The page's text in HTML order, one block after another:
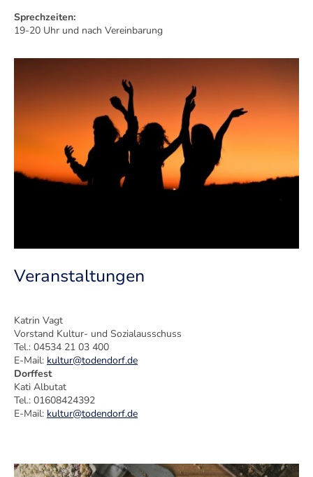
Sprechzeiten:
19-20 Uhr und nach Vereinbarung
Veranstaltungen
Katrin Vagt
Vorstand Kultur- und Sozialausschuss
Tel.: 04534 21 03 400
E-Mail: kultur@todendorf.de
Dorffest
Kati Albutat
Tel.: 01608424392
E-Mail: kultur@todendorf.de